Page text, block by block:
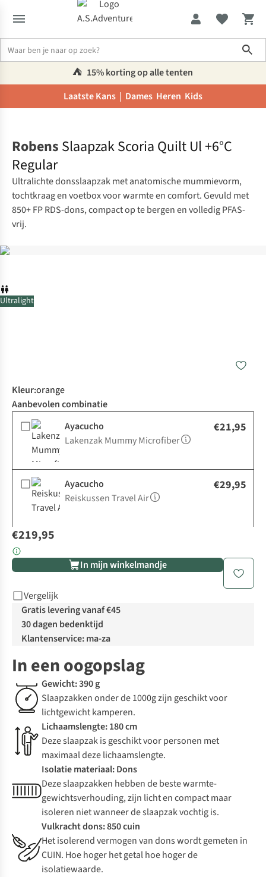
⛺️ 15% korting op alle tenten
Laatste Kans | Dames Heren Kids
Ultralight
Robens Slaapzak Scoria Quilt Ul +6°C
Regular
Ultralichte donsslaapzak met anatomische mummievorm,
tochtkraag en voetbox voor warmte en comfort. Gevuld met
850+ FP RDS-dons, compact op te bergen en volledig PFAS-
vrij.
Kleur:orange
Aanbevolen combinatie
Ayacucho
Lakenzak Mummy Microfiber
€21,95
Ayacucho
Reiskussen Travel Air
€29,95
€219,95
In mijn winkelmandje
Vergelijk
Gratis levering vanaf €45
30 dagen bedenktijd
Klantenservice: ma-za
In een oogopslag
Gewicht: 390 g
Slaapzakken onder de 1000g zijn geschikt voor
lichtgewicht kamperen.
Lichaamslengte: 180 cm
Deze slaapzak is geschikt voor personen met
maximaal deze lichaamslengte.
Isolatie materiaal: Dons
Deze slaapzakken hebben de beste warmte-
gewichtsverhouding, zijn licht en compact maar
isoleren niet wanneer de slaapzak vochtig is.
Vulkracht dons: 850 cuin
Het isolerend vermogen van dons wordt gemeten in
CUIN. Hoe hoger het getal hoe hoger de
isolatiewaarde.